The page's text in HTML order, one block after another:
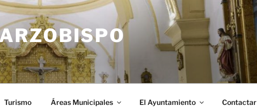
Turismo Áreas Municipales El Ayuntamiento Contactar